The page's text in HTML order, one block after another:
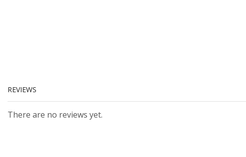
REVIEWS
There are no reviews yet.